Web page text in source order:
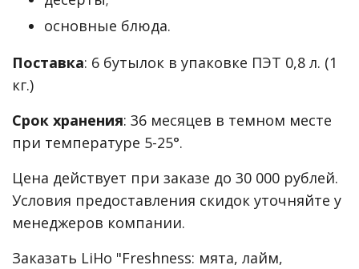
основные блюда.
Поставка: 6 бутылок в упаковке ПЭТ 0,8 л. (1
кг.)
Срок хранения: 36 месяцев в темном месте
при температуре 5-25°.
Цена действует при заказе до 30 000 рублей.
Условия предоставления скидок уточняйте у
менеджеров компании.
Заказать LiHo "Freshness: мята, лайм,